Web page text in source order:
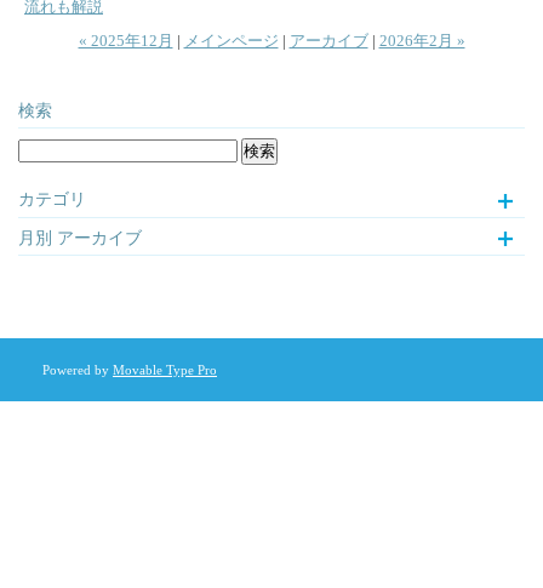
流れも解説
« 2025年12月 | メインページ | アーカイブ| 2026年2月 »
検索
カテゴリ
月別 アーカイブ
Powered by Movable Type Pro